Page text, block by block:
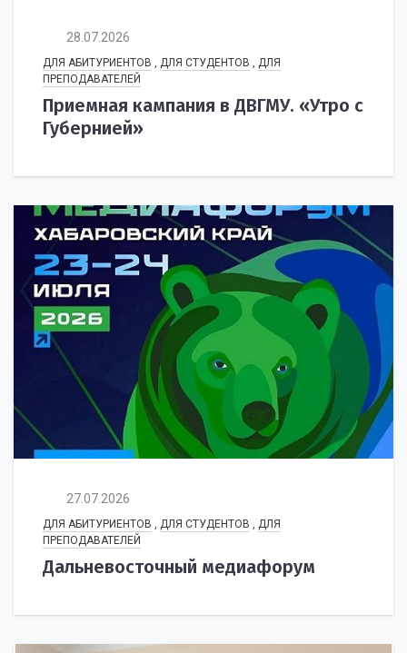
28.07.2026
ДЛЯ АБИТУРИЕНТОВ , ДЛЯ СТУДЕНТОВ , ДЛЯ
ПРЕПОДАВАТЕЛЕЙ
Приемная кампания в ДВГМУ. «Утро с
Губернией»
27.07.2026
ДЛЯ АБИТУРИЕНТОВ ДЛЯ СТУДЕНТОВ
ДЛЯ
ПРЕПОДАВАТЕЛЕЙ
Дальневосточный медиафорум